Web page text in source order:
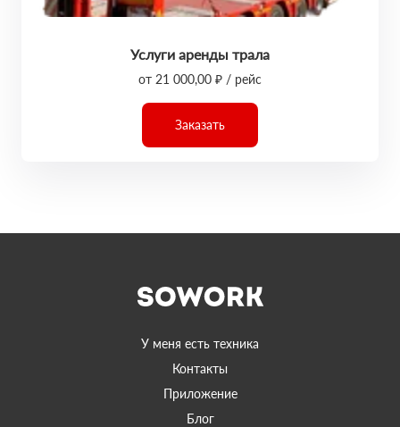
Услуги аренды трала
от 21 000,00 ₽ / рейс
Заказать
У меня есть техника
Контакты
Приложение
Блог